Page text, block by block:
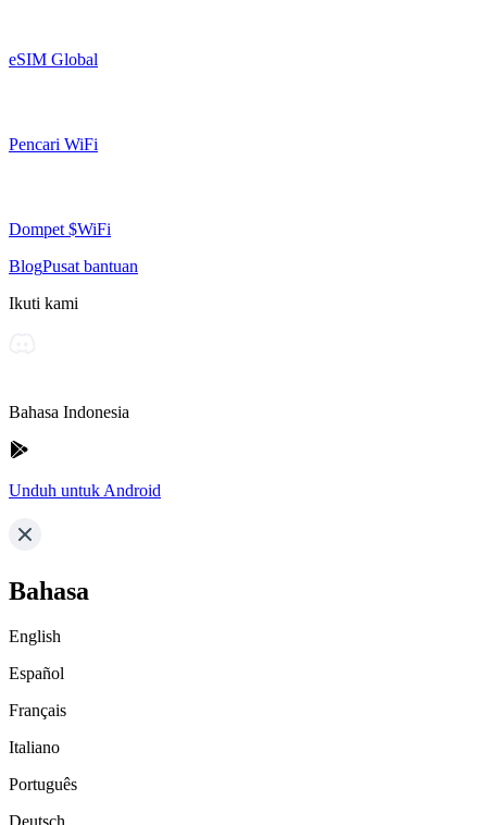
eSIM Global
Pencari WiFi
Dompet $WiFi
BlogPusat bantuan
Ikuti kami
Bahasa Indonesia
Unduh untuk Android
Bahasa
English
Español
Français
Italiano
Português